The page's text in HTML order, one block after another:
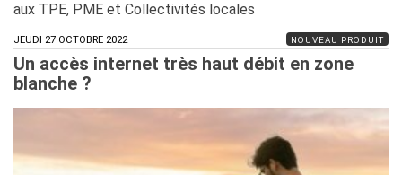
aux TPE, PME et Collectivités locales
JEUDI 27 OCTOBRE 2022 NOUVEAU PRODUIT
Un accès internet très haut débit en zone
blanche ?